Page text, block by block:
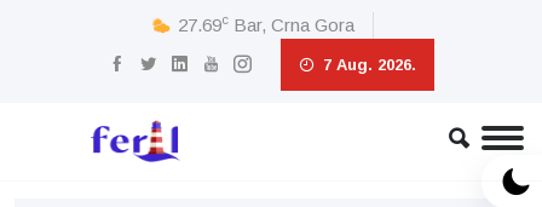
27.69c Bar, Crna Gora
7 Aug. 2026.